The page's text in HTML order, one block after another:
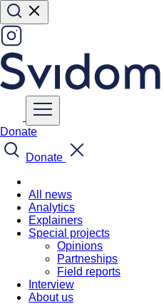
Donate
Donate
All news
Analytics
Explainers
Special projects
Opinions
Partneships
Field reports
Interview
About us